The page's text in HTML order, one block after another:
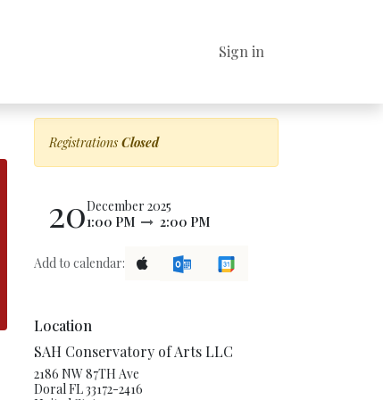
El Poder de Actuar WA Cursos
Sign in
Registrations Closed
20December 2025
1:00 PM
2:00 PM
Add to calendar:
Location
SAH Conservatory of Arts LLC
2186 NW 87TH Ave
Doral FL 33172-2416